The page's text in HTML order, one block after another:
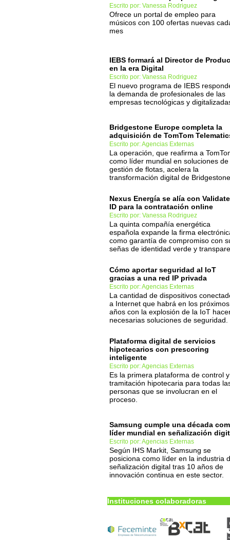
Escrito por: Vanessa Rodriguez
Ofrece un portal de empleo para
músicos con 100 ofertas nuevas
mes
IEBS formará al Director de
en la era Digital
Escrito por: Vanessa Rodriguez
El nuevo programa de IEBS
la demanda de profesionales de las
empresas tecnológicas y
Bridgestone Europe completa la
adquisición de TomTom
Escrito por: Agencias Externas
La operación, que reafirma a
como líder mundial en soluciones de
gestión de flotas, acelera la
transformación digital de
Nexus Energía se alía con
ID para la contratación online
Escrito por: Vanessa Rodriguez
La quinta compañía energética
española expande la firma
como garantía de compromiso con
señas de identidad verde y
Cómo aportar seguridad al IoT
gracias a una red IP privada
Escrito por: Agencias Externas
La cantidad de dispositivos
a Internet que habrá en los próximos
años con la explosión de la IoT
necesarias soluciones de seguridad.
Plataforma digital de servicios
hipotecarios con prescoring
inteligente
Escrito por: Agencias Externas
Es la primera plataforma de control y
tramitación hipotecaria para todas
personas que se involucran en el
proceso.
Samsung cumple una década
líder mundial en señalización
Escrito por: Agencias Externas
Según IHS Markit, Samsung se
posiciona como líder en la industria
señalización digital tras 10 años de
innovación continua en este sector.
Instituciones colaboradoras